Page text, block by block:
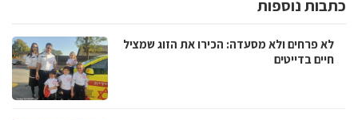
כתבות נוספות
לא פרחים ולא מסעדה: הכירו את הזוג שמציל
חיים בדייטים